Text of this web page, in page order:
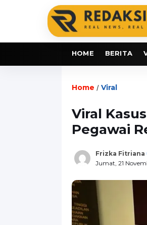
HOME BERITA
Home / Viral
Viral
Pegawai
Frizka Fitriana
Jumat, 21